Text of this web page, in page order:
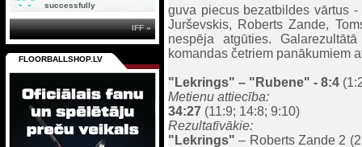
guva piecus bezatbildes vārtus
Jurševskis, Roberts Zande,
nespēja atgūties.
komandas četriem panākumiem
"Lekrings" – "Rubene" - 8:4
Metienu attiecība:
34:27 (11:9; 14:8; 9:10)
Rezultatīvākie:
"Lekrings" – Roberts Zande 2
successfully
IFF »
FLOORBALLSHOP.LV